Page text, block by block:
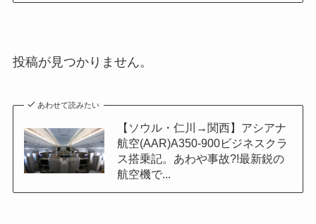
投稿が見つかりません。
あわせて読みたい
【ソウル・仁川→関西】アシアナ
航空(AAR)A350-900ビジネスクラ
ス搭乗記。あわや事故?!最新鋭の
航空機で...